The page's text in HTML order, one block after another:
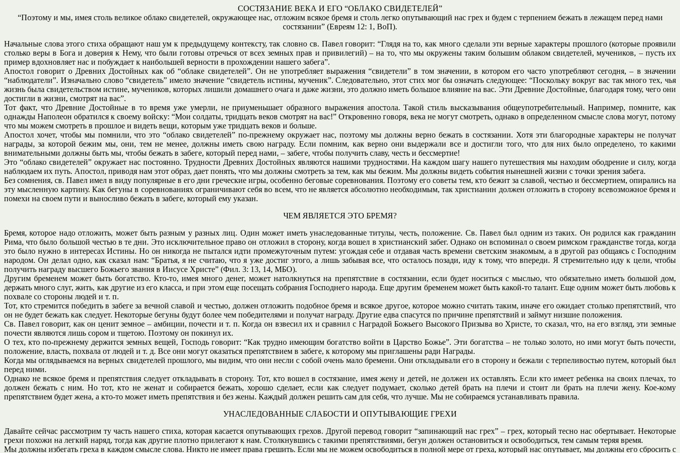
СОСТЯЗАНИЕ ВЕКА И ЕГО “ОБЛАКО СВИДЕТЕЛЕЙ”
“Поэтому и мы, имея столь великое облако свидетелей, окружающее нас, отложим всякое бремя и столь легко опутывающий нас грех и будем с терпением бежать в лежащем перед нами
состязании” (Евреям 12: 1, ВоП).
Начальные слова этого стиха обращают наш ум к предыдущему контексту, так словно св. Павел говорит: “Глядя на то, как много сделали эти верные характеры прошлого (которые проявили
столько веры в Бога и доверия к Нему, что были готовы отречься от всех земных прав и привилегий) – на то, что мы окружены таким большим облаком свидетелей, мучеников, – пусть их
пример вдохновляет нас и побуждает к наибольшей верности в прохождении нашего забега”.
Апостол говорит о Древних Достойных как об “облаке свидетелей”. Он не употребляет выражения “свидетели” в том значении, в котором его часто употребляют сегодня, – в значении
“наблюдатели”. Изначально слово “свидетель” имело значение “свидетель истины, мученик”. Следовательно, этот стих мог бы означать следующее: “Поскольку вокруг вас так много тех, чья
жизнь была свидетельством истине, мучеников, которых лишили домашнего очага и даже жизни, это должно иметь большое влияние на вас. Эти Древние Достойные, благодаря тому, чего они
достигли в жизни, смотрят на вас”.
Тот факт, что Древние Достойные в то время уже умерли, не приуменьшает образного выражения апостола. Такой стиль высказывания общеупотребительный. Например, помните, как
однажды Наполеон обратился к своему войску: “Мои солдаты, тридцать веков смотрят на вас!” Откровенно говоря, века не могут смотреть, однако в определенном смысле слова могут, потому
что мы можем смотреть в прошлое и видеть вещи, которым уже тридцать веков и больше.
Апостол хочет, чтобы мы помнили, что это “облако свидетелей” по-прежнему окружает нас, поэтому мы должны верно бежать в состязании. Хотя эти благородные характеры не получат
награды, за которой бежим мы, они, тем не менее, должны иметь свою награду. Если помним, как верно они выдержали все и достигли того, что для них было определено, то какими
внимательными должны быть мы, чтобы бежать в забеге, который перед нами, – забеге, чтобы получить славу, честь и бессмертие!
Это “облако свидетелей” окружает нас постоянно. Трудности Древних Достойных являются нашими трудностями. На каждом шагу нашего путешествия мы находим ободрение и силу, когда
наблюдаем их путь. Апостол, приводя нам этот образ, дает понять, что мы должны смотреть за тем, как мы бежим. Мы должны видеть события нынешней жизни с точки зрения забега.
Без сомнения, св. Павел имел в виду популярные в его дни греческие игры, особенно беговые соревнования. Поэтому его советы тем, кто бежит за славой, честью и бессмертием, опирались на
эту мысленную картину. Как бегуны в соревнованиях ограничивают себя во всем, что не является абсолютно необходимым, так христианин должен отложить в сторону всевозможное бремя и
помехи на своем пути и выносливо бежать в забеге, который ему указан.
ЧЕМ ЯВЛЯЕТСЯ ЭТО БРЕМЯ?
Бремя, которое надо отложить, может быть разным у разных лиц. Один может иметь унаследованные титулы, честь, положение. Св. Павел был одним из таких. Он родился как гражданин
Рима, что было большой честью в те дни. Это исключительное право он отложил в сторону, когда вошел в христианский забег. Однако он вспоминал о своем римском гражданстве тогда, когда
это было нужно в интересах Истины. Но он никогда не пытался идти промежуточным путем: угождая себе и отдавая часть времени светским знакомым, а в другой раз общаясь с Господним
народом. Он делал одно, как сказал нам: “Братья, я не считаю, что я уже достиг этого, а лишь забывая все, что осталось позади, иду к тому, что впереди. Я стремительно иду к цели, чтобы
получить награду высшего Божьего звания в Иисусе Христе” (Фил. 3: 13, 14, МБО).
Другим бременем может быть богатство. Кто-то, имея много денег, может натолкнуться на препятствие в состязании, если будет носиться с мыслью, что обязательно иметь большой дом,
держать много слуг, жить, как другие из его класса, и при этом еще посещать собрания Господнего народа. Еще другим бременем может быть какой-то талант. Еще одним может быть любовь к
похвале со стороны людей и т. п.
Тот, кто стремится победить в забеге за вечной славой и честью, должен отложить подобное бремя и всякое другое, которое можно считать таким, иначе его ожидает столько препятствий, что
он не будет бежать как следует. Некоторые бегуны будут более чем победителями и получат награду. Другие едва спасутся по причине препятствий и займут низшие положения.
Св. Павел говорит, как он ценит земное – амбиции, почести и т. п. Когда он взвесил их и сравнил с Наградой Божьего Высокого Призыва во Христе, то сказал, что, на его взгляд, эти земные
почести являются лишь сором и тщетою. Поэтому он покинул их.
О тех, кто по-прежнему держится земных вещей, Господь говорит: “Как трудно имеющим богатство войти в Царство Божье”. Эти богатства – не только золото, но ими могут быть почести,
положение, власть, похвала от людей и т. д. Все они могут оказаться препятствием в забеге, к которому мы приглашены ради Награды.
Когда мы оглядываемся на верных свидетелей прошлого, мы видим, что они несли с собой очень мало бремени. Они откладывали его в сторону и бежали с терпеливостью путем, который был
перед ними.
Однако не всякое бремя и препятствия следует откладывать в сторону. Тот, кто вошел в состязание, имея жену и детей, не должен их оставлять. Если кто имеет ребенка на своих плечах, то
должен бежать с ним. Но тот, кто не женат и собирается бежать, хорошо сделает, если как следует подумает, сколько детей брать на плечи и стоит ли брать на плечи жену. Кое-кому
препятствием будет жена, а кто-то может иметь препятствия и без жены. Каждый должен решить сам для себя, что лучше. Мы не собираемся устанавливать правила.
УНАСЛЕДОВАННЫЕ СЛАБОСТИ И ОПУТЫВАЮЩИЕ ГРЕХИ
Давайте сейчас рассмотрим ту часть нашего стиха, которая касается опутывающих грехов. Другой перевод говорит “запинающий нас грех” – грех, который тесно нас обертывает. Некоторые
грехи похожи на легкий наряд, тогда как другие плотно прилегают к нам. Столкнувшись с такими препятствиями, бегун должен остановиться и освободиться, тем самым теряя время.
Мы должны избегать греха в каждом смысле слова. Никто не имеет права грешить. Если мы не можем освободиться в полной мере от греха, который нас опутывает, мы должны его сбросить с